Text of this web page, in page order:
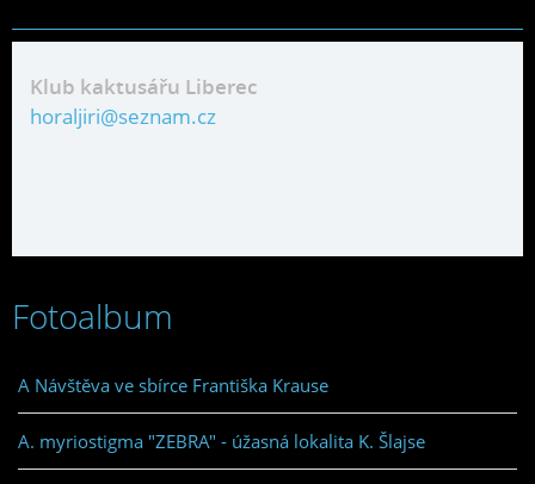
Klub kaktusářu Liberec
horaljiri@seznam.cz
Fotoalbum
A Návštěva ve sbírce Františka Krause
A. myriostigma "ZEBRA" - úžasná lokalita K. Šlajse